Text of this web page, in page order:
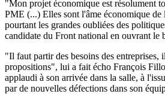
"Mon projet économique est résolument
PME (...) Elles sont l'âme économique
pourtant les grandes oubliées des
candidate du Front national en ouvrant le
"Il faut partir des besoins des entreprises,
propositions", lui a fait écho François
applaudi à son arrivée dans la salle, à
par de nouvelles défections dans son